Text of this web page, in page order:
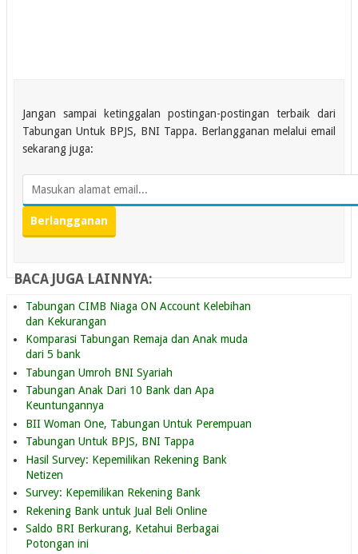
Jangan sampai ketinggalan postingan-postingan terbaik dari
Tabungan Untuk BPJS, BNI Tappa. Berlangganan melalui email
sekarang juga:
BACA JUGA LAINNYA:
Tabungan CIMB Niaga ON Account Kelebihan
dan Kekurangan
Komparasi Tabungan Remaja dan Anak muda
dari 5 bank
Tabungan Umroh BNI Syariah
Tabungan Anak Dari 10 Bank dan Apa
Keuntungannya
BII Woman One, Tabungan Untuk Perempuan
Tabungan Untuk BPJS, BNI Tappa
Hasil Survey: Kepemilikan Rekening Bank
Netizen
Survey: Kepemilikan Rekening Bank
Rekening Bank untuk Jual Beli Online
Saldo BRI Berkurang, Ketahui Berbagai
Potongan ini